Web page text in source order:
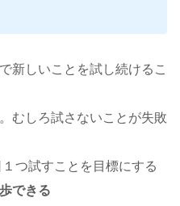
で新しいことを試し続けるこ
。むしろ試さないことが失敗
つ試すことを目標にする
できる